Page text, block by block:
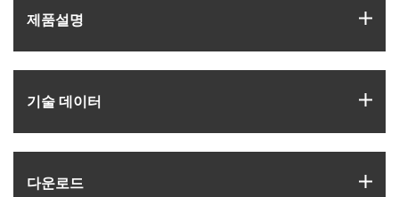
제품­설명
기술 데이터
다운로드